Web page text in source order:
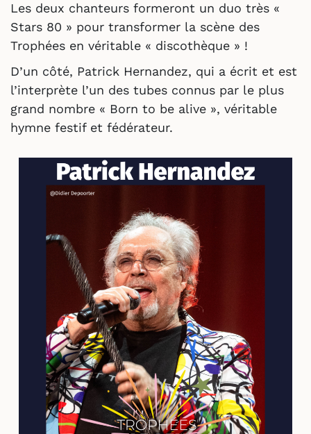
Les deux chanteurs formeront un duo très «
Stars 80 » pour transformer la scène des
Trophées en véritable « discothèque » !
D’un côté, Patrick Hernandez, qui a écrit et est
l’interprète l’un des tubes connus par le plus
grand nombre « Born to be alive », véritable
hymne festif et fédérateur.